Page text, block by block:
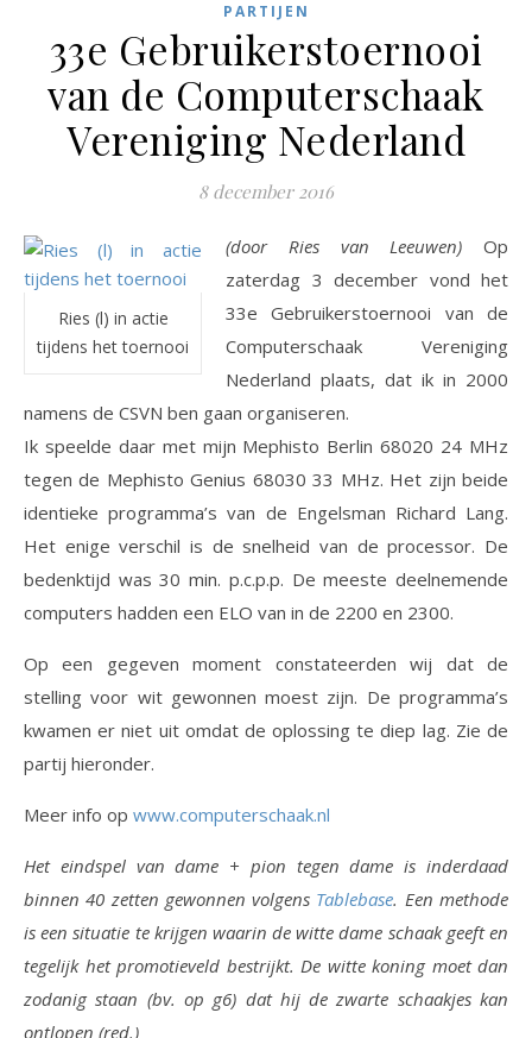
PARTIJEN
33e Gebruikerstoernooi
van de Computerschaak
Vereniging Nederland
8 december 2016
Ries (l) in actie
tijdens het toernooi
(door Ries van Leeuwen) Op
zaterdag 3 december vond het
33e Gebruikerstoernooi van de
Computerschaak Vereniging
Nederland plaats, dat ik in 2000
namens de CSVN ben gaan organiseren.
Ik speelde daar met mijn Mephisto Berlin 68020 24 MHz
tegen de Mephisto Genius 68030 33 MHz. Het zijn beide
identieke programma’s van de Engelsman Richard Lang.
Het enige verschil is de snelheid van de processor. De
bedenktijd was 30 min. p.c.p.p. De meeste deelnemende
computers hadden een ELO van in de 2200 en 2300.
Op een gegeven moment constateerden wij dat de
stelling voor wit gewonnen moest zijn. De programma’s
kwamen er niet uit omdat de oplossing te diep lag. Zie de
partij hieronder.
Meer info op www.computerschaak.nl
Het eindspel van dame + pion tegen dame is inderdaad
binnen 40 zetten gewonnen volgens Tablebase. Een methode
is een situatie te krijgen waarin de witte dame schaak geeft en
tegelijk het promotieveld bestrijkt. De witte koning moet dan
zodanig staan (bv. op g6) dat hij de zwarte schaakjes kan
ontlopen (red.)